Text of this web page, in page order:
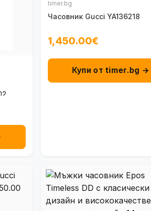
timer.bg
Часовник Gucci YA136218
1,450.00€
Купи от timer.bg →